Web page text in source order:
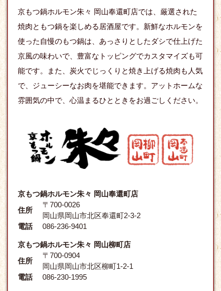
京もつ鍋ホルモン朱々 岡山奉還町店では、厳選された
焼肉ともつ鍋を楽しめる居酒屋です。新鮮なホルモンを
使った自慢のもつ鍋は、あっさりとしたダシで仕上げた
京風の味わいで、豊富なトッピングでカスタマイズも可
能です。また、炭火でじっくりと焼き上げる焼肉も人気
で、ジューシーなお肉を堪能できます。アットホームな
雰囲気の中で、心温まるひとときをお過ごしください。
京もつ鍋ホルモン朱々 岡山奉還町店
住所
〒700-0026
岡山県岡山市北区奉還町2-3-2
電話
086-236-9401
京もつ鍋ホルモン朱々 岡山柳町店
住所
〒700-0904
岡山県岡山市北区柳町1-2-1
電話
086-230-1995